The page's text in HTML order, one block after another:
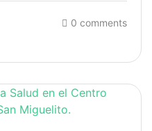
0 comments